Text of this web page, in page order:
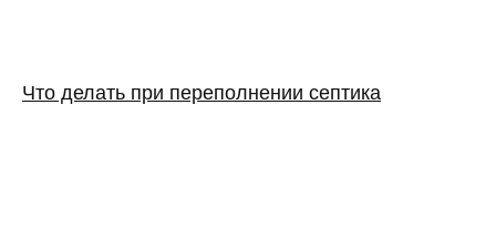
Что делать при переполнении септика